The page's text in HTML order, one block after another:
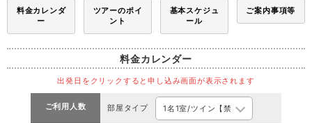
料金カレンダ
ー
ツアーのポイ
ント
基本スケジュ
ール
ご案内事項等
料金カレンダー
出発日をクリックすると申し込み画面が表示されます
ご利用人数 部屋タイプ